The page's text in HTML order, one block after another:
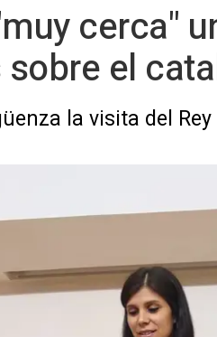
cerca"
el
la visita del